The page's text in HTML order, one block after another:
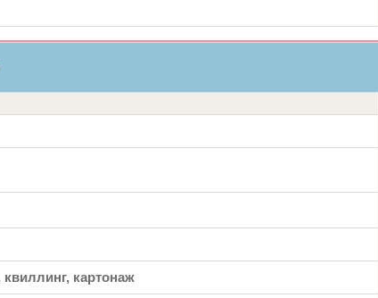
квиллинг, картонаж